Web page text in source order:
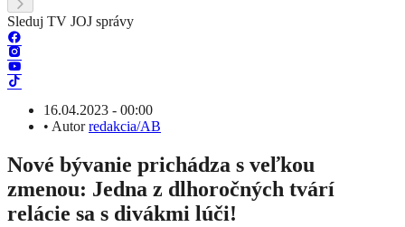
Sleduj TV JOJ správy
16.04.2023 - 00:00
• Autorredakcia/AB
Nové bývanie prichádza s veľkou
zmenou: Jedna z dlhoročných tvárí
relácie sa s divákmi lúči!